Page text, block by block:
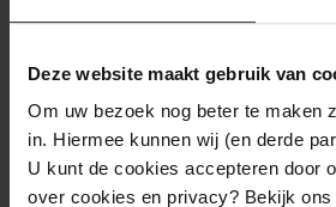
Deze website maakt gebruik van
Om uw bezoek nog beter te maken
in. Hiermee kunnen wij (en derde
U kunt de cookies accepteren door
over cookies en privacy? Bekijk
wervershoof